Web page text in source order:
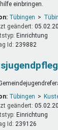
einbringen.
Tübingen
geändert:
einrichtung
Id:239882
Tübingen
geändert:
einrichtung
Id:239126